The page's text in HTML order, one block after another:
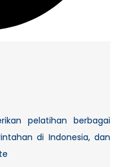
pelatihan berbagai
di Indonesia, dan